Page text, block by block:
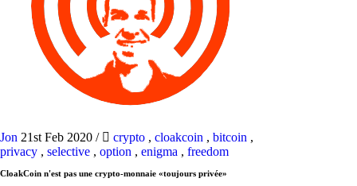
Jon 21st Feb 2020 / crypto , cloakcoin , bitcoin ,
privacy , selective , option , enigma , freedom
CloakCoin n'est pas une crypto-monnaie «toujours privée»